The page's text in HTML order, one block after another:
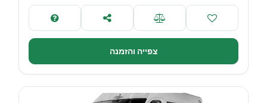
צפייה והזמנה